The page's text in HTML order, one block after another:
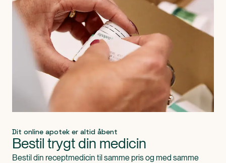
Dit online apotek er altid åbent
Bestil trygt din medicin
Bestil din receptmedicin til samme pris og med samme